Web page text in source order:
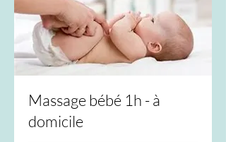
Massage bébé 1h - à
domicile